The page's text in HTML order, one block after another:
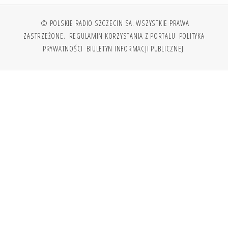
© POLSKIE RADIO SZCZECIN SA. WSZYSTKIE PRAWA
ZASTRZEŻONE. REGULAMIN KORZYSTANIA Z PORTALU POLITYKA
PRYWATNOŚCI BIULETYN INFORMACJI PUBLICZNEJ